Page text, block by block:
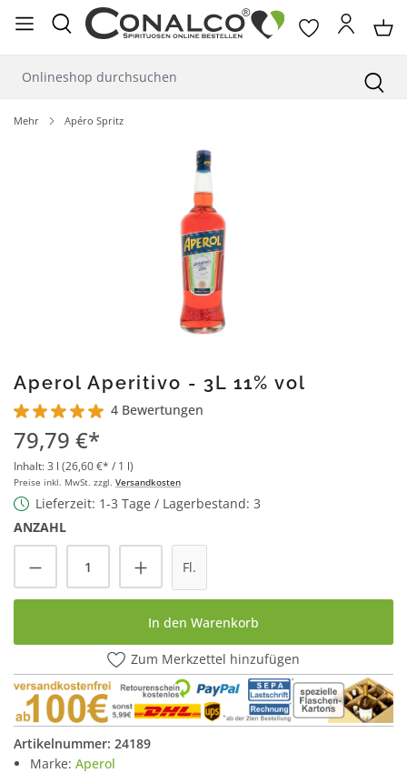
springen
Mehr Apéro Spritz
Aperol Aperitivo - 3L 11% vol
Durchschnittliche Bewertung von 5 von 5 Sternen
4 Bewertungen
79,79 €*
Inhalt:3 l (26,60 €* / 1 l)
Preise inkl. MwSt. zzgl. Versandkosten
Lieferzeit: 1-3 Tage / Lagerbestand: 3
ANZAHL
Produkt Anzahl: Gib den gewünschten
Fl.
In den Warenkorb
Zum Merkzettel hinzufügen
Artikelnummer: 24189
Marke: Aperol